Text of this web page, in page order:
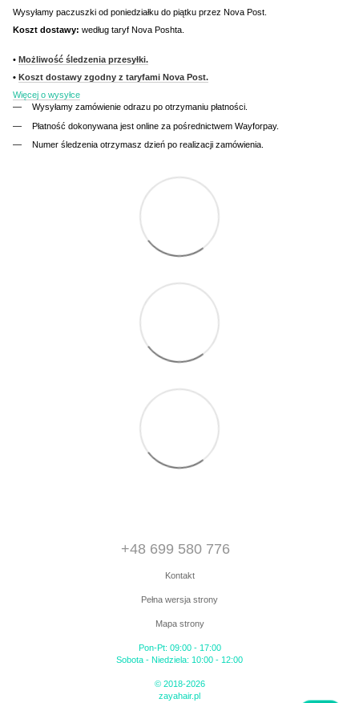
Wysyłamy paczuszki od poniedziałku do piątku przez Nova Post.
Koszt dostawy: według taryf Nova Poshta.
• Możliwość śledzenia przesyłki.
• Koszt dostawy zgodny z taryfami Nova Post.
Więcej o wysyłce
Wysyłamy zamówienie odrazu po otrzymaniu płatności.
Płatność dokonywana jest online za pośrednictwem Wayforpay.
Numer śledzenia otrzymasz dzień po realizacji zamówienia.
+48 699 580 776
Kontakt
Pełna wersja strony
Mapa strony
Pon-Pt: 09:00 - 17:00
Sobota - Niedziela: 10:00 - 12:00
© 2018-2026
zayahair.pl